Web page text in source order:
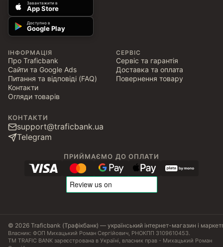
Завантажити в
App Store
Доступно в
Google Play
ІНФОРМАЦІЯ
Про Traficbank
Сайти та Google Ads
Питання та відповіді (FAQ)
Контакти
Огляди товарів
СЕРВІС
Сервіс та гарантія
Доставка та оплата
Повернення товару
КОНТАКТИ
support@traficbank.ua
Telegram
ПРИЙМАЄМО ДО ОПЛАТИ
© 2026 Traficbank (Трафікбанк) — український інтернет-магазин і
Власник: ФОП Михацький Роман Сергійович, РНОКПП 3109610453.
ТМ TRAFIC BANK зареєстрована в Україні, власник прав - Михацький Роман